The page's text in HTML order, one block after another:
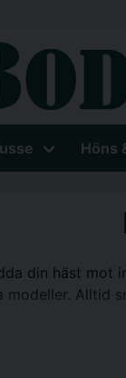
Höns
din häst mot
modeller. Alltid